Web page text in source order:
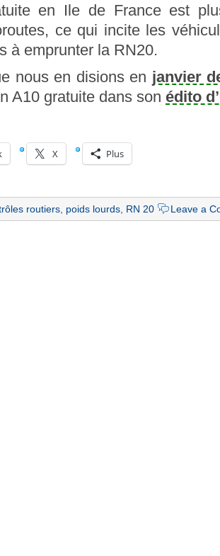
en Ile de France est
ce qui incite les
à emprunter la RN20.
nous en disions en janvier
A10 gratuite dans son édito
X Plus
routiers poids lourds RN 20 Leave a